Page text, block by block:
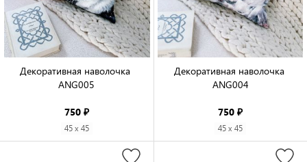
Декоративная наволочка
ANG005
750 ₽
45 x 45
Декоративная наволочка
ANG004
750 ₽
45 x 45